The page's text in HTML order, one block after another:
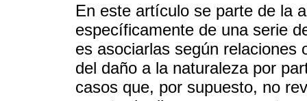
En este artículo se parte de la
específicamente de una serie
es asociarlas según relaciones
del daño a la naturaleza por
casos que, por supuesto, no